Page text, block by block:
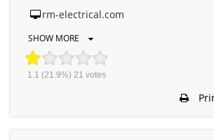
rm-electrical.com
SHOW MORE
1.1 (21.9%) 21 votes